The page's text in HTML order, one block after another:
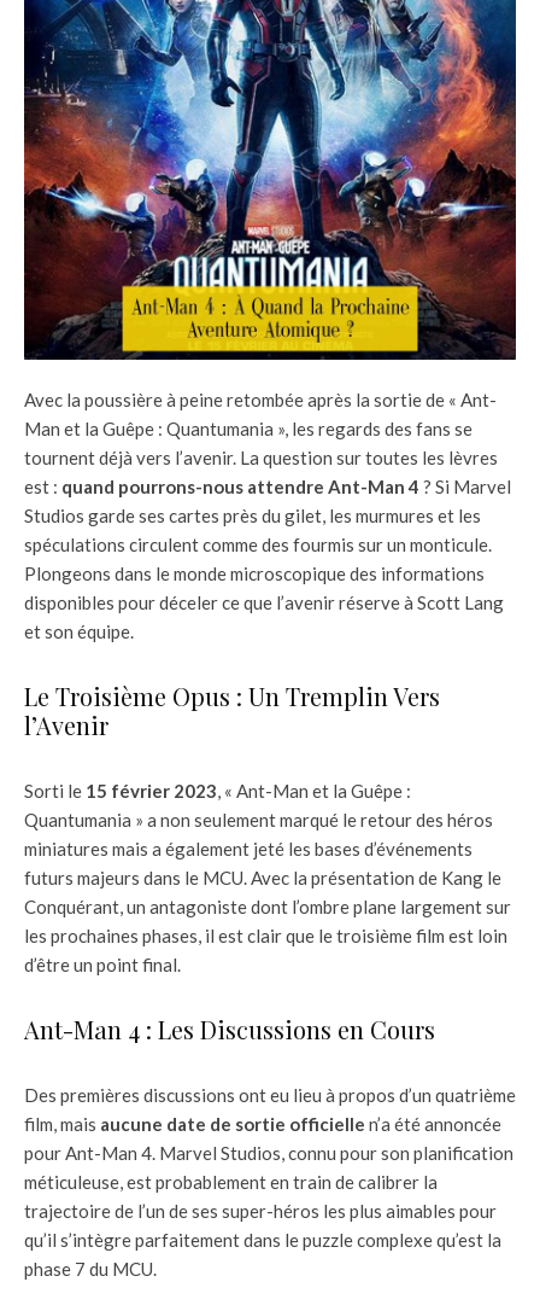
Avec la poussière à peine retombée après la sortie de « Ant-
Man et la Guêpe : Quantumania », les regards des fans se
tournent déjà vers l’avenir. La question sur toutes les lèvres
est : quand pourrons-nous attendre Ant-Man 4 ? Si Marvel
Studios garde ses cartes près du gilet, les murmures et les
spéculations circulent comme des fourmis sur un monticule.
Plongeons dans le monde microscopique des informations
disponibles pour déceler ce que l’avenir réserve à Scott Lang
et son équipe.
Le Troisième Opus : Un Tremplin Vers
l’Avenir
Sorti le 15 février 2023, « Ant-Man et la Guêpe :
Quantumania » a non seulement marqué le retour des héros
miniatures mais a également jeté les bases d’événements
futurs majeurs dans le MCU. Avec la présentation de Kang le
Conquérant, un antagoniste dont l’ombre plane largement sur
les prochaines phases, il est clair que le troisième film est loin
d’être un point final.
Ant-Man 4 : Les Discussions en Cours
Des premières discussions ont eu lieu à propos d’un quatrième
film, mais aucune date de sortie officielle n’a été annoncée
pour Ant-Man 4. Marvel Studios, connu pour son planification
méticuleuse, est probablement en train de calibrer la
trajectoire de l’un de ses super-héros les plus aimables pour
qu’il s’intègre parfaitement dans le puzzle complexe qu’est la
phase 7 du MCU.